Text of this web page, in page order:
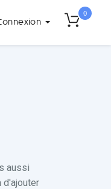
0
aussi
d'ajouter